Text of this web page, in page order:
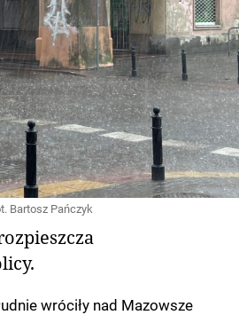
Bartosz Pańczyk
wróciły nad Mazowsze